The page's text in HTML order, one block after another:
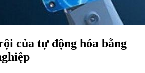
của tự động hóa bằng